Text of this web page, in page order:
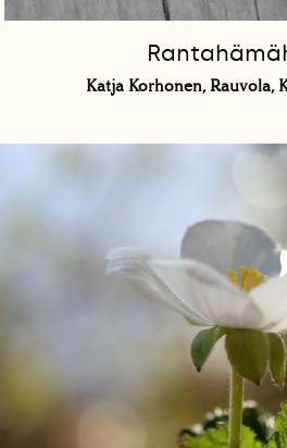
Katja Korhonen, Rauvola,